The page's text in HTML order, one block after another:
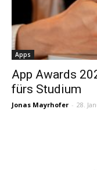
Apps
App Awards
fürs Studium
Jonas Mayrhofer - 28.